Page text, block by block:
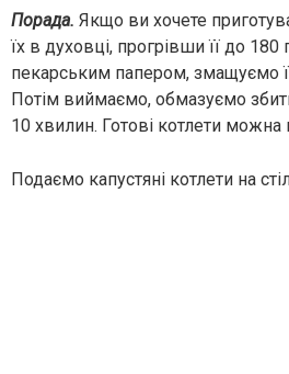
Порада. Якщо ви хочете
їх в духовці, прогрівши її до
пекарським папером, змащуємо
Потім виймаємо, обмазуємо
10 хвилин. Готові котлети можна
Подаємо капустяні котлети на